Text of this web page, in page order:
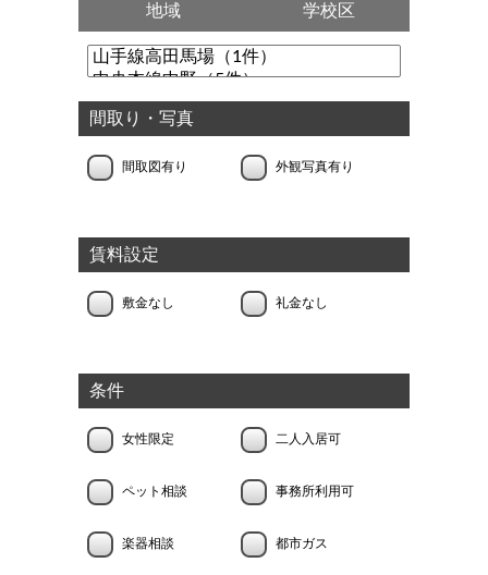
地域 学校区
間取り・写真
間取図有り 外観写真有り
賃料設定
敷金なし 礼金なし
条件
女性限定 二人入居可
ペット相談 事務所利用可
楽器相談 都市ガス